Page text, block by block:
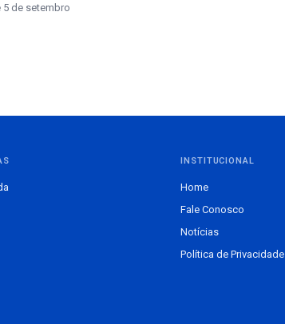
de setembro
INSTITUCIONAL
Home
Fale Conosco
Notícias
Política de Privacidade